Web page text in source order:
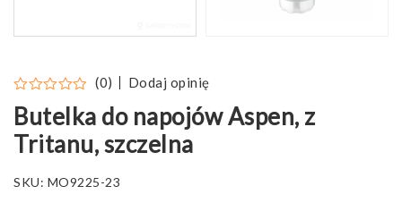
(0) Dodaj opinię
Butelka do napojów Aspen, z
Tritanu, szczelna
SKU: MO9225-23